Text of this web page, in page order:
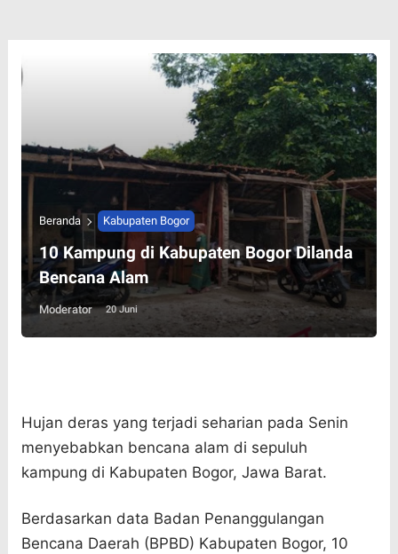
Beranda Kabupaten Bogor
10 Kampung di Kabupaten Bogor Dilanda
Bencana Alam
Moderator 20 Juni
Hujan deras yang terjadi seharian pada Senin
menyebabkan bencana alam di sepuluh
kampung di Kabupaten Bogor, Jawa Barat.
Berdasarkan data Badan Penanggulangan
Bencana Daerah (BPBD) Kabupaten Bogor, 10